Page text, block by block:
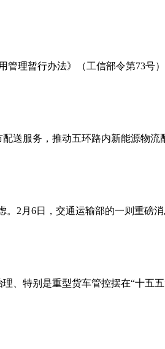
理暂行办法》（工信部令第73号
送服务，推动五环路内新能源物
2月6日，交通运输部的一则重磅
、特别是重型货车管控摆在“十五